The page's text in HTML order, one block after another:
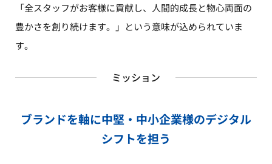
「全スタッフがお客様に貢献し、人間的成長と物心両面の
豊かさを創り続けます。」という意味が込められていま
す。
ミッション
ブランドを軸に中堅・中小企業様のデジタル
シフトを担う